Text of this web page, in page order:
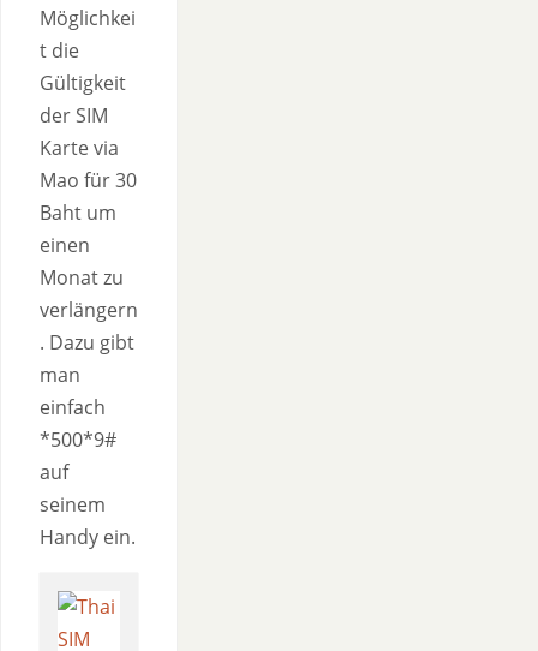
Möglichkei
t die
Gültigkeit
der SIM
Karte via
Mao für 30
Baht um
einen
Monat zu
verlängern
. Dazu gibt
man
einfach
*500*9#
auf
seinem
Handy ein.